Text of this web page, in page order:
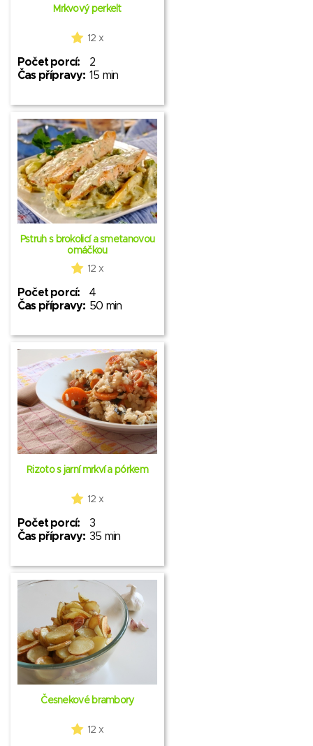
Mrkvový perkelt
12 x
Počet porcí:
2
Čas přípravy: 15 min
Pstruh s brokolicí a smetanovou
omáčkou
12 x
Počet porcí:
4
Čas přípravy: 50 min
Rizoto s jarní mrkví a pórkem
12 x
Počet porcí:
3
Čas přípravy: 35 min
Česnekové brambory
12 x